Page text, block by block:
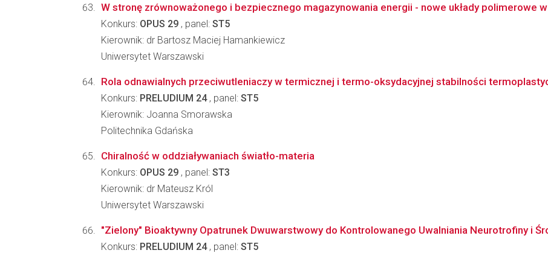
W stronę zrównoważonego i bezpiecznego magazynowania energii - nowe układy polimerowe
Konkurs: OPUS 29 , panel: ST5
Kierownik: dr Bartosz Maciej Hamankiewicz
Uniwersytet Warszawski
Rola odnawialnych przeciwutleniaczy w termicznej i termo-oksydacyjnej stabilności
Konkurs: PRELUDIUM 24, panel: ST5
Kierownik: Joanna Smorawska
Politechnika Gdańska
Chiralność w oddziaływaniach światło-materia
Konkurs: OPUS 29 , panel: ST3
Kierownik: dr Mateusz Król
Uniwersytet Warszawski
"Zielony" Bioaktywny Opatrunek Dwuwarstwowy do Kontrolowanego Uwalniania Neurotrofiny i
Konkurs: PRELUDIUM 24, panel: ST5